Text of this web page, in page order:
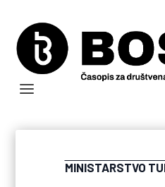
MINISTARSTVO